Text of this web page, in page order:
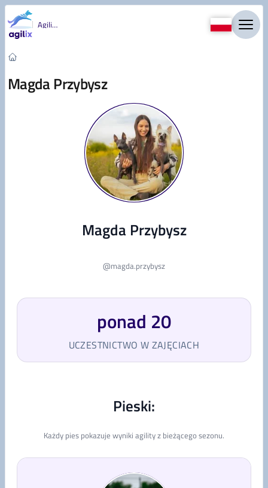
Przejdź do treści
Agility
Magda Przybysz
Magda Przybysz
@magda.przybysz
ponad 20
UCZESTNICTWO W ZAJĘCIACH
Pieski:
Każdy pies pokazuje wyniki agility z bieżącego sezonu.